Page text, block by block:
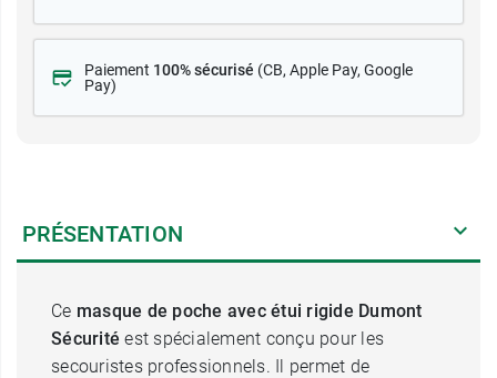
Paiement 100% sécurisé (CB, Apple Pay, Google
Pay)
PRÉSENTATION
Ce masque de poche avec étui rigide Dumont
Sécurité est spécialement conçu pour les
secouristes professionnels. Il permet de